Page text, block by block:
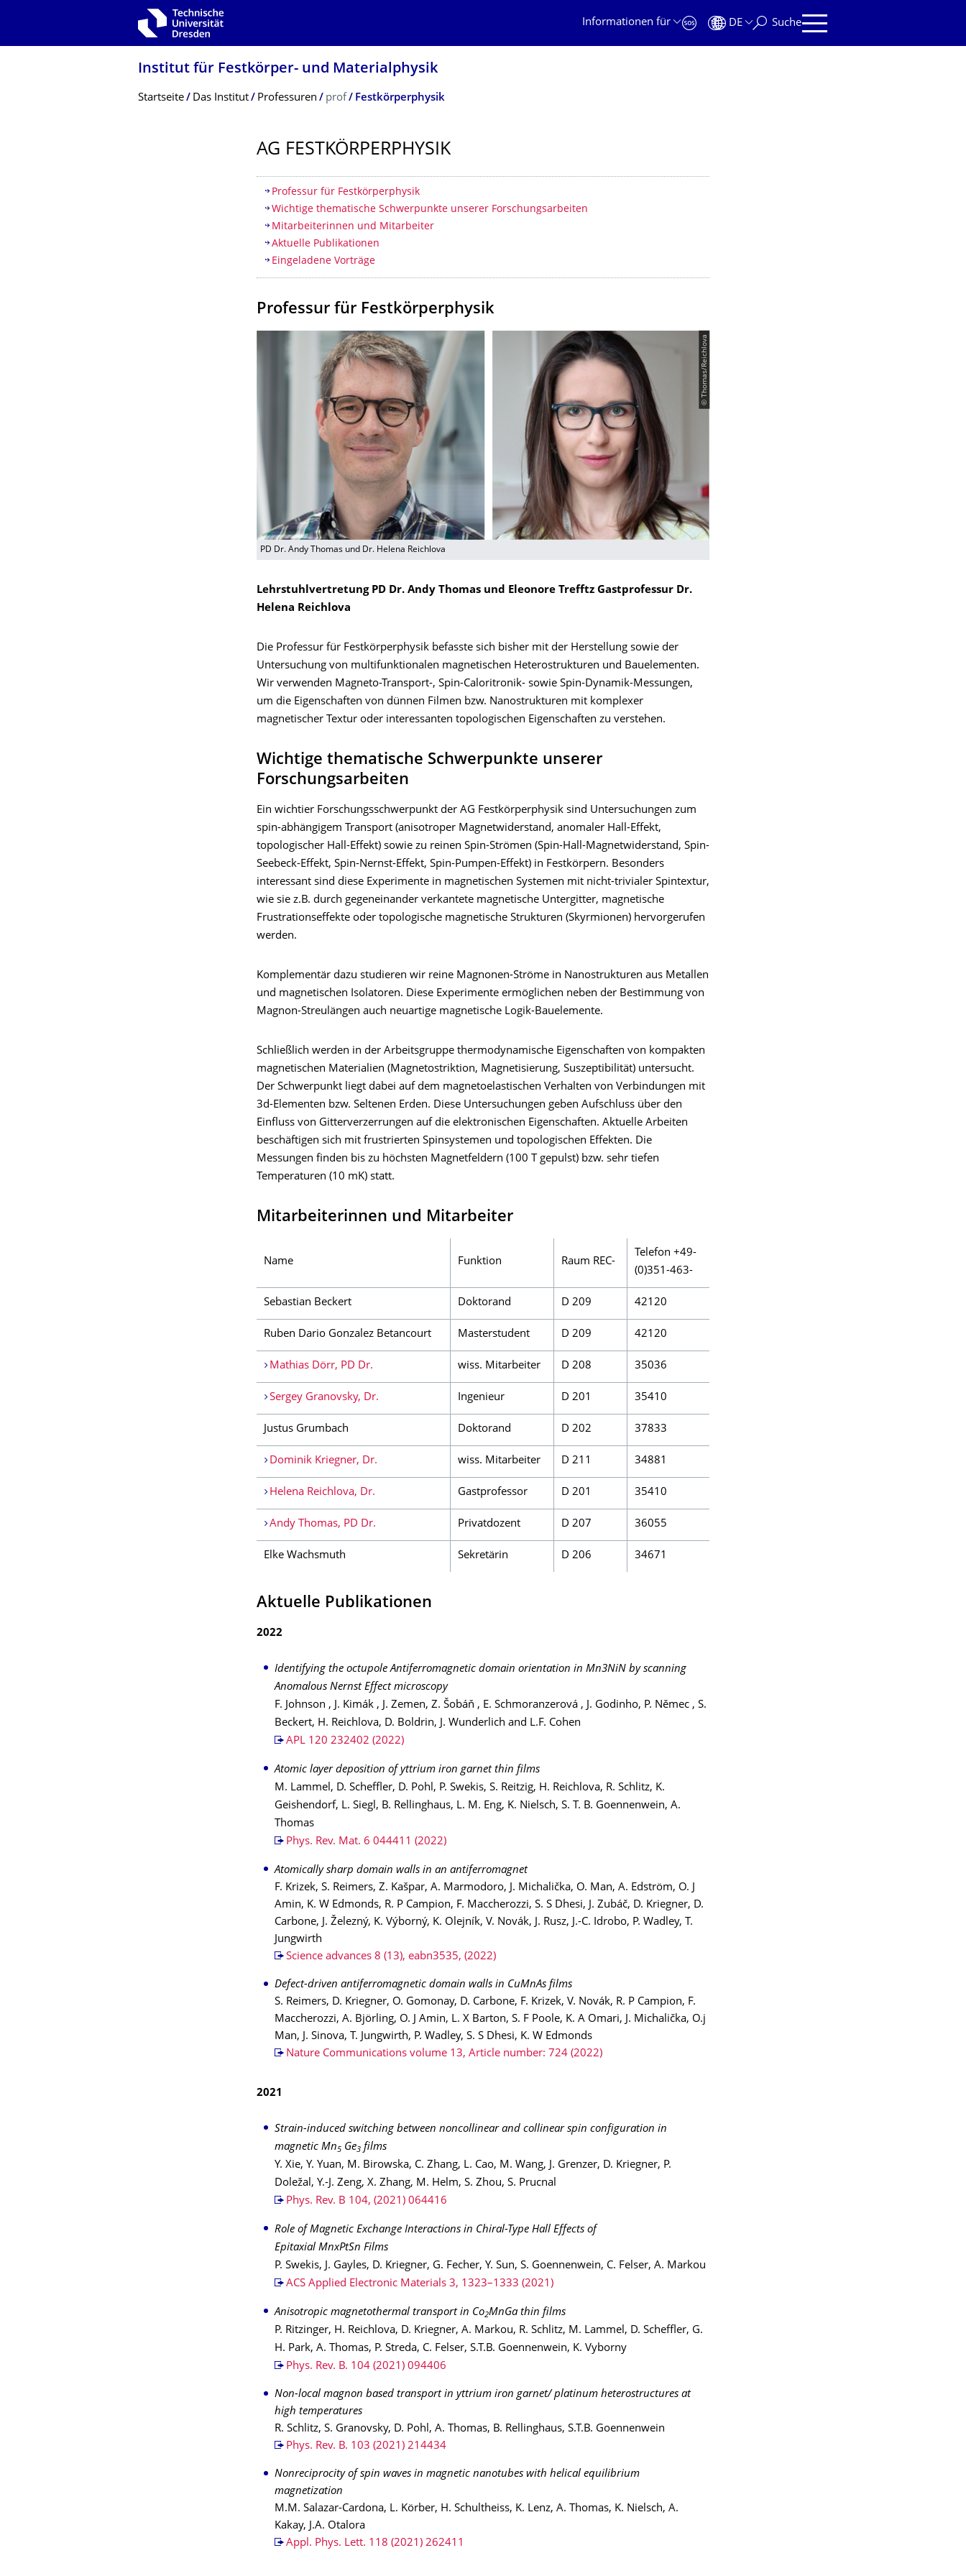
Zur Hauptnavigation springen
Informationen für
DE Suche
Institut für Festkörper- und Materialphysik
Breadcrumb-Menü
Startseite Das Institut Professuren prof Festkörperphysik
AG FESTKÖRPERPHY­SIK
Inhaltsverzeichnis
Professur für Festkörperphysik
Wichtige thematische Schwerpunkte unserer Forschungsarbeiten
Mitarbeiterinnen und Mitarbeiter
Aktuelle Publikationen
Eingeladene Vorträge
Professur für Festkörperphysik
© Thomas/Reichlova
PD Dr. Andy Thomas und Dr. Helena Reichlova
Lehrstuhlvertretung PD Dr. Andy Thomas und Eleonore Trefftz Gastprofessur Dr.
Helena Reichlova
Die Professur für Festkörperphysik befasste sich bisher mit der Herstellung sowie der
Untersuchung von multifunktionalen magnetischen Heterostrukturen und Bauelementen.
Wir verwenden Magneto-Transport-, Spin-Caloritronik- sowie Spin-Dynamik-Messungen,
um die Eigenschaften von dünnen Filmen bzw. Nanostrukturen mit komplexer
magnetischer Textur oder interessanten topologischen Eigenschaften zu verstehen.
Wichtige thematische Schwerpunkte unserer
Forschungsarbeiten
Ein wichtier Forschungsschwerpunkt der AG Festkörperphysik sind Untersuchungen zum
spin-abhängigem Transport (anisotroper Magnetwiderstand, anomaler Hall-Effekt,
topologischer Hall-Effekt) sowie zu reinen Spin-Strömen (Spin-Hall-Magnetwiderstand, Spin-
Seebeck-Effekt, Spin-Nernst-Effekt, Spin-Pumpen-Effekt) in Festkörpern. Besonders
interessant sind diese Experimente in magnetischen Systemen mit nicht-trivialer Spintextur,
wie sie z.B. durch gegeneinander verkantete magnetische Untergitter, magnetische
Frustrationseffekte oder topologische magnetische Strukturen (Skyrmionen) hervorgerufen
werden.
Komplementär dazu studieren wir reine Magnonen-Ströme in Nanostrukturen aus Metallen
und magnetischen Isolatoren. Diese Experimente ermöglichen neben der Bestimmung von
Magnon-Streulängen auch neuartige magnetische Logik-Bauelemente.
Schließlich werden in der Arbeitsgruppe thermodynamische Eigenschaften von kompakten
magnetischen Materialien (Magnetostriktion, Magnetisierung, Suszeptibilität) untersucht.
Der Schwerpunkt liegt dabei auf dem magnetoelastischen Verhalten von Verbindungen mit
3d-Elementen bzw. Seltenen Erden. Diese Untersuchungen geben Aufschluss über den
Einfluss von Gitterverzerrungen auf die elektronischen Eigenschaften. Aktuelle Arbeiten
beschäftigen sich mit frustrierten Spinsystemen und topologischen Effekten. Die
Messungen finden bis zu höchsten Magnetfeldern (100 T gepulst) bzw. sehr tiefen
Temperaturen (10 mK) statt.
Mitarbeiterinnen und Mitarbeiter
Name Funktion Raum REC-
Telefon +49-
(0)351-463-
Sebastian Beckert Doktorand D 209 42120
Ruben Dario Gonzalez Betancourt Masterstudent D 209 42120
Mathias Dörr, PD Dr. wiss. Mitarbeiter D 208 35036
Sergey Granovsky, Dr. Ingenieur D 201 35410
Justus Grumbach Doktorand D 202 37833
Dominik Kriegner, Dr. wiss. Mitarbeiter D 211 34881
Helena Reichlova, Dr. Gastprofessor D 201 35410
Andy Thomas, PD Dr. Privatdozent D 207 36055
Elke Wachsmuth Sekretärin D 206 34671
Aktuelle Publikationen
2022
Identifying the octupole Antiferromagnetic domain orientation in Mn3NiN by scanning
Anomalous Nernst Effect microscopy
F. Johnson , J. Kimák , J. Zemen, Z. Šobáň , E. Schmoranzerová , J. Godinho, P. Němec , S.
Beckert, H. Reichlova, D. Boldrin, J. Wunderlich and L.F. Cohen
APL 120 232402 (2022)
Atomic layer deposition of yttrium iron garnet thin films
M. Lammel, D. Scheffler, D. Pohl, P. Swekis, S. Reitzig, H. Reichlova, R. Schlitz, K.
Geishendorf, L. Siegl, B. Rellinghaus, L. M. Eng, K. Nielsch, S. T. B. Goennenwein, A.
Thomas
Phys. Rev. Mat. 6 044411 (2022)
Atomically sharp domain walls in an antiferromagnet
F. Krizek, S. Reimers, Z. Kašpar, A. Marmodoro, J. Michalička, O. Man, A. Edström, O. J
Amin, K. W Edmonds, R. P Campion, F. Maccherozzi, S. S Dhesi, J. Zubáč, D. Kriegner, D.
Carbone, J. Železný, K. Výborný, K. Olejník, V. Novák, J. Rusz, J.-C. Idrobo, P. Wadley, T.
Jungwirth
Science advances 8 (13), eabn3535, (2022)
Defect-driven antiferromagnetic domain walls in CuMnAs films
S. Reimers, D. Kriegner, O. Gomonay, D. Carbone, F. Krizek, V. Novák, R. P Campion, F.
Maccherozzi, A. Björling, O. J Amin, L. X Barton, S. F Poole, K. A Omari, J. Michalička, O.j
Man, J. Sinova, T. Jungwirth, P. Wadley, S. S Dhesi, K. W Edmonds
Nature Communications volume 13, Article number: 724 (2022)
2021
Strain-induced switching between noncollinear and collinear spin configuration in
magnetic Mn5 Ge3 films
Y. Xie, Y. Yuan, M. Birowska, C. Zhang, L. Cao, M. Wang, J. Grenzer, D. Kriegner, P.
Doležal, Y.-J. Zeng, X. Zhang, M. Helm, S. Zhou, S. Prucnal
Phys. Rev. B 104, (2021) 064416
Role of Magnetic Exchange Interactions in Chiral-Type Hall Effects of
Epitaxial MnxPtSn Films
P. Swekis, J. Gayles, D. Kriegner, G. Fecher, Y. Sun, S. Goennenwein, C. Felser, A. Markou
ACS Applied Electronic Materials 3, 1323–1333 (2021)
Anisotropic magnetothermal transport in Co2MnGa thin films
P. Ritzinger, H. Reichlova, D. Kriegner, A. Markou, R. Schlitz, M. Lammel, D. Scheffler, G.
H. Park, A. Thomas, P. Streda, C. Felser, S.T.B. Goennenwein, K. Vyborny
Phys. Rev. B. 104 (2021) 094406
Non-local magnon based transport in yttrium iron garnet/ platinum heterostructures at
high temperatures
R. Schlitz, S. Granovsky, D. Pohl, A. Thomas, B. Rellinghaus, S.T.B. Goennenwein
Phys. Rev. B. 103 (2021) 214434
Nonreciprocity of spin waves in magnetic nanotubes with helical equilibrium
magnetization
M.M. Salazar-Cardona, L. Körber, H. Schultheiss, K. Lenz, A. Thomas, K. Nielsch, A.
Kakay, J.A. Otalora
Appl. Phys. Lett. 118 (2021) 262411